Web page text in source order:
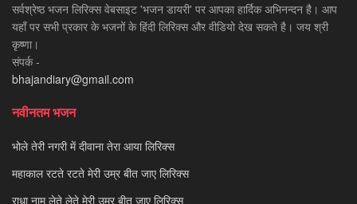
सर्वश्रेष्ठ भजन लिरिक्स वेबसाइट 'भजन डायरी' पर आपका हार्दिक अभिनन्दन है। आप
यहाँ पर सभी प्रकार के भजनों के हिंदी लिरिक्स और वीडियो देख सकते है। जय श्री
कृष्णा।
संपर्क -
bhajandiary@gmail.com
नवीनतम भजन
भोले तेरी नगरी में दीवाना तेरा आया लिरिक्स
महाकाल रटते रटते मेरी उम्र बीत जाए लिरिक्स
राधा नाम लेते लेते मेरी उम्र बीत जाए लिरिक्स